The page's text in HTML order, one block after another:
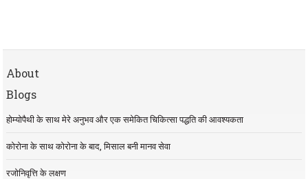
About
Blogs
होम्योपैथी के साथ मेरे अनुभव और एक समेकित चिकित्सा पद्धति की आवश्यकता
कोरोना के साथ कोरोना के बाद, मिसाल बनी मानव सेवा
रजोनिवृत्ति के लक्षण